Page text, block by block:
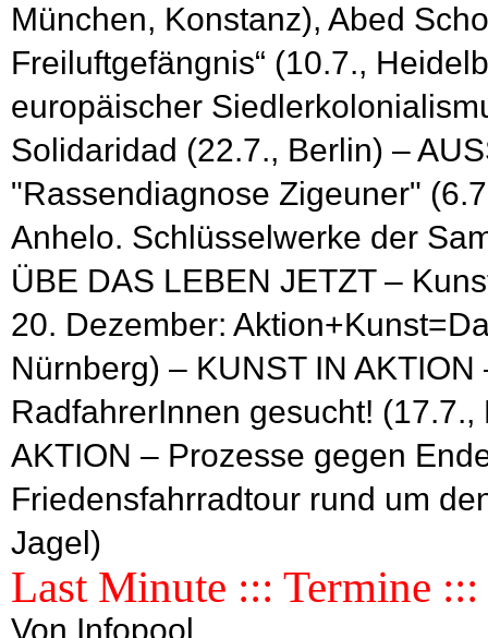
München, Konstanz), Abed
Freiluftgefängnis“ (10.7.,
europäischer
Solidaridad (22.7., Berlin) –
"Rassendiagnose Zigeuner"
Anhelo. Schlüsselwerke der
ÜBE DAS LEBEN JETZT –
20. Dezember:
Nürnberg) – KUNST IN
RadfahrerInnen gesucht!
AKTION – Prozesse gegen
Friedensfahrradtour rund um
Jagel)
Last Minute ::: Termine :::
Von Infopool